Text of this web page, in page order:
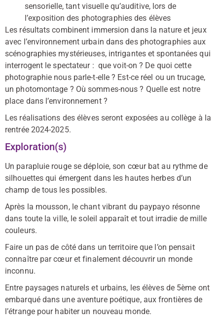
sensorielle, tant visuelle qu’auditive, lors de
l’exposition des photographies des élèves
Les résultats combinent immersion dans la nature et jeux
avec l’environnement urbain dans des photographies aux
scénographies mystérieuses, intrigantes et spontanées qui
interrogent le spectateur : que voit-on ? De quoi cette
photographie nous parle-t-elle ? Est-ce réel ou un trucage,
un photomontage ? Où sommes-nous ? Quelle est notre
place dans l’environnement ?
Les réalisations des élèves seront exposées au collège à la
rentrée 2024-2025.
Exploration(s)
Un parapluie rouge se déploie, son cœur bat au rythme de
silhouettes qui émergent dans les hautes herbes d’un
champ de tous les possibles.
Après la mousson, le chant vibrant du paypayo résonne
dans toute la ville, le soleil apparaît et tout irradie de mille
couleurs.
Faire un pas de côté dans un territoire que l’on pensait
connaître par cœur et finalement découvrir un monde
inconnu.
Entre paysages naturels et urbains, les élèves de 5ème ont
embarqué dans une aventure poétique, aux frontières de
l’étrange pour habiter un nouveau monde.